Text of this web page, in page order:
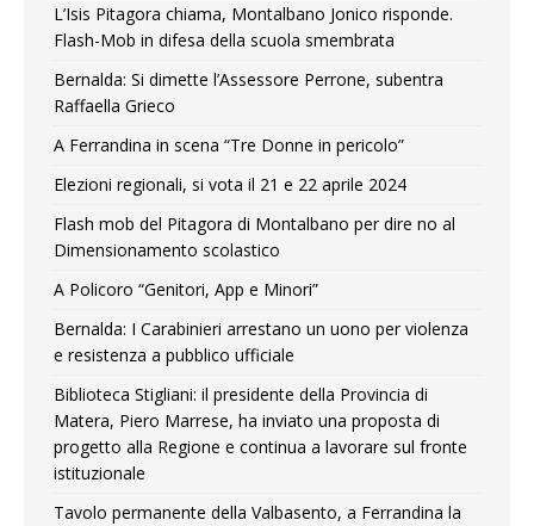
L’Isis Pitagora chiama, Montalbano Jonico risponde.
Flash-Mob in difesa della scuola smembrata
Bernalda: Si dimette l’Assessore Perrone, subentra
Raffaella Grieco
A Ferrandina in scena “Tre Donne in pericolo”
Elezioni regionali, si vota il 21 e 22 aprile 2024
Flash mob del Pitagora di Montalbano per dire no al
Dimensionamento scolastico
A Policoro “Genitori, App e Minori”
Bernalda: I Carabinieri arrestano un uono per violenza
e resistenza a pubblico ufficiale
Biblioteca Stigliani: il presidente della Provincia di
Matera, Piero Marrese, ha inviato una proposta di
progetto alla Regione e continua a lavorare sul fronte
istituzionale
Tavolo permanente della Valbasento, a Ferrandina la